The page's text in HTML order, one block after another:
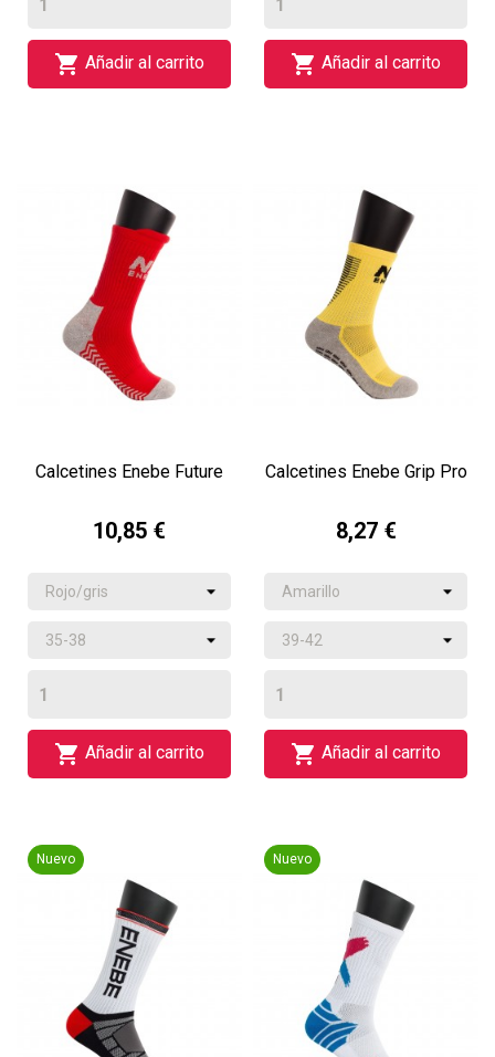
 Añadir al carrito  Añadir al carrito
Calcetines Enebe Future
10,85 €
 Añadir al carrito
Calcetines Enebe Grip Pro
8,27 €
 Añadir al carrito
Nuevo Nuevo